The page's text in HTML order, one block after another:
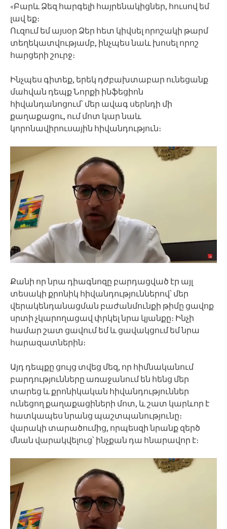
«Բարև Ձեզ հարգելի հայրենակիցներ, հուսով եմ
լավ եք։
Ուզում եմ այսօր Ձեր հետ կիվսել որոշակի թարմ
տեղեկատվությամբ, ինչպես նաև խոսել որոշ
հարցերի շուրջ։
Ինչպես գիտեք, երեկ դժբախտաբար ունեցանք
մահվան դեպք Նորքի ինֆեցիոն
հիվանդանոցում՝ մեր ավագ սերնդի մի
քաղաքացու, ում մոտ կար նաև
կորոնավիրուսային հիվանդություն։
Քանի որ նրա դիագնոզը բարդացված էր այլ
տեսակի քրոնիկ հիվանդություններով՝ մեր
վերակենդանացման բաժանմունքի թիմը ցավոք
սրտի չկարողացավ փրկել նրա կյանքը։ Ինչի
համար շատ ցավում եմ և ցավակցում եմ նրա
հարազատներին։
Այդ դեպքը ցույց տվեց մեզ, որ հիմնականում
բարդությունները առաջանում են հենց մեր
տարեց և քրոնիկական հիվանդություններ
ունեցող քաղաքացիների մոտ, և շատ կարևոր է
հատկապես նրանց պաշտպանությունը։
վարակի տարածումից, որպեսզի նրանք զերծ
մնան վարակվելուց՝ ինչքան դա հնարավոր է։